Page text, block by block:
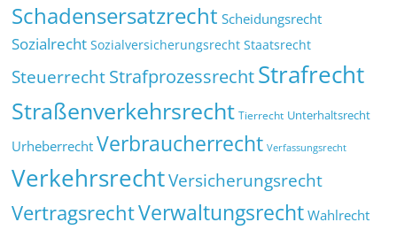
Schadensersatzrecht Scheidungsrecht
Sozialrecht Sozialversicherungsrecht Staatsrecht
SteuerrechtStrafprozessrechtStrafrecht
Straßenverkehrsrecht Tierrecht Unterhaltsrecht
Urheberrecht Verbraucherrecht Verfassungsrecht
VerkehrsrechtVersicherungsrecht
VertragsrechtVerwaltungsrecht Wahlrecht